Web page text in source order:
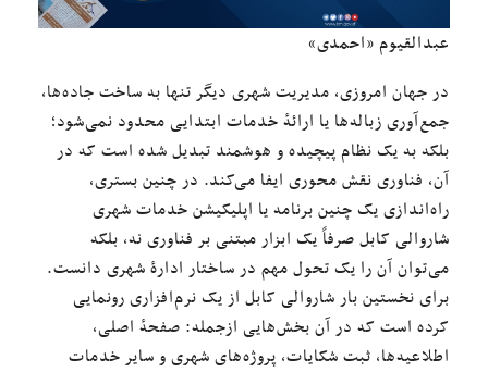
عبدالقیوم «احمدی»
در جهان امروزی، مدیریت شهری دیگر تنها به ساخت جاده‌ها،
جمع‌آوری زباله‌ها یا ارائهٔ خدمات ابتدایی محدود نمی‌شود؛
بلکه به یک نظام پیچیده و هوشمند تبدیل شده است که در
آن، فناوری نقش محوری ایفا می‌کند. در چنین بستری،
راه‌اندازی یک چنین برنامه یا اپلیکیشن خدمات شهری
شاروالی کابل صرفاً یک ابزار مبتنی بر فناوری نه، بلکه
می‌توان آن را یک تحول مهم در ساختار ادارهٔ شهری دانست.
برای نخستین بار شاروالی کابل از یک نرم‌افزاری رونمایی
کرده است که در آن بخش‌هایی ازجمله: صفحهٔ اصلی،
اطلاعیه‌ها، ثبت شکایات، پروژه‌های شهری و سایر خدمات